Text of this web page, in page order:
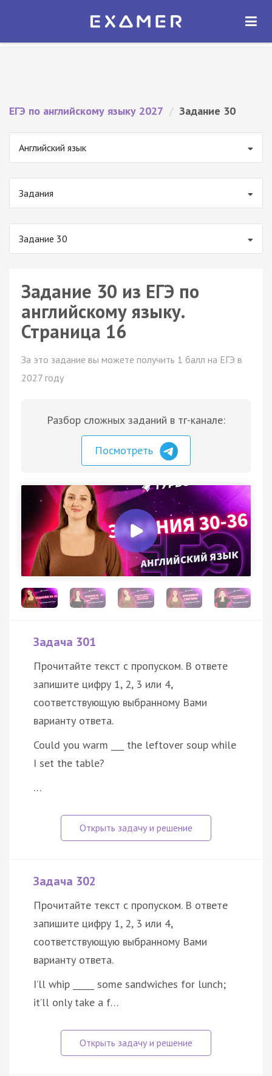
Экзамер — ЕГЭ 2027
ОТКРЫТЬ
ЕГЭ по английскому языку 2027 / Задание 30
Английский язык
Задания
Задание 30
Задание 30 из ЕГЭ по
английскому языку.
Страница 16
За это задание вы можете получить 1 балл на ЕГЭ в
2027 году
Разбор сложных заданий в тг-канале:
Посмотреть
Задача 301
Прочитайте текст с пропуском. В ответе
запишите цифру 1, 2, 3 или 4,
соответствующую выбранному Вами
варианту ответа.
Could you warm ___ the leftover soup while
I set the table?
…
Задача 302
Прочитайте текст с пропуском. В ответе
запишите цифру 1, 2, 3 или 4,
соответствующую выбранному Вами
варианту ответа.
I’ll whip _____ some sandwiches for lunch;
it’ll only take a f…